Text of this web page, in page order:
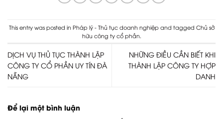
This entry was posted in Pháp lý - Thủ tục doanh nghiệpand tagged Chủ sở
hữu công ty cổ phần
DỊCH VỤ THỦ TỤC THÀNH LẬP
CÔNG TY CỔ PHẦN UY TÍN ĐÀ
NẴNG
NHỮNG ĐIỀU CẦN BIẾT KHI
THÀNH LẬP CÔNG TY HỢP
DANH
Để lại một bình luận